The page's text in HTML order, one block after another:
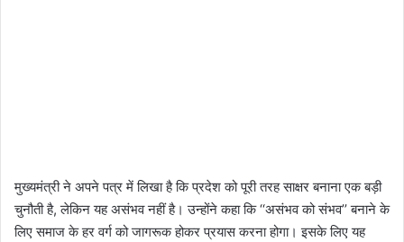
मुख्यमंत्री ने अपने पत्र में लिखा है कि प्रदेश को पूरी तरह साक्षर बनाना एक बड़ी
चुनौती है, लेकिन यह असंभव नहीं है। उन्होंने कहा कि ‘‘असंभव को संभव’’ बनाने के
लिए समाज के हर वर्ग को जागरूक होकर प्रयास करना होगा। इसके लिए यह